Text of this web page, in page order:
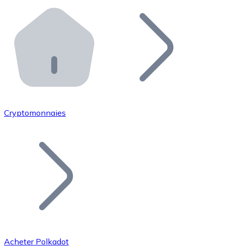
Distributeurs automatiques Bitnovo
Intégrez un ATM Bitnovo dans votre entreprise et
API Bitnovo
Intégrez notre API dans votre écosystème.
Rejoignez notre réseau de distributeurs et
Ajoutez le token de votre projet à notre service
Cryptomonnaies
Acheter Polkadot